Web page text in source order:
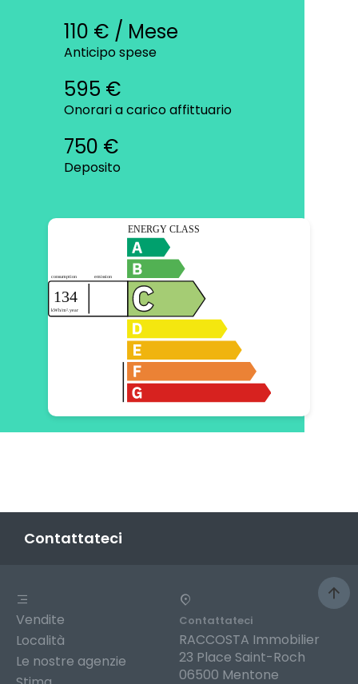
110 € / Mese
Anticipo spese
595 €
Onorari a carico affittuario
750 €
Deposito
Contattateci
Vendite
Località
Le nostre agenzie
Contattateci
RACCOSTA Immobilier
23 Place Saint-Roch
06500 Mentone